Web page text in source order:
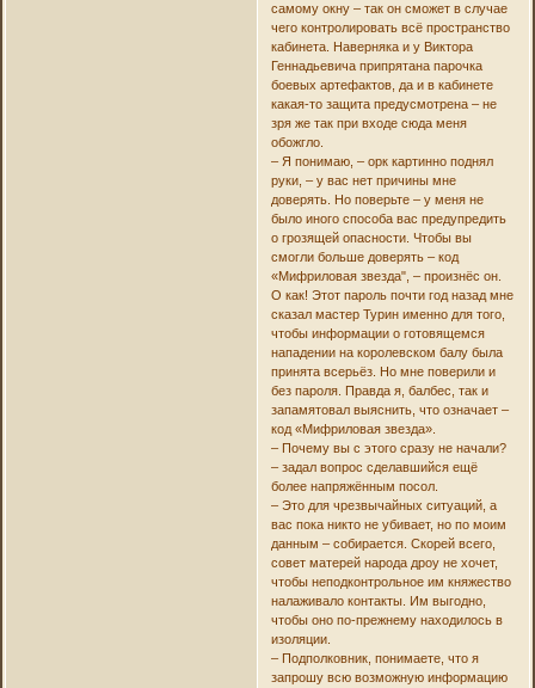
самому окну – так он сможет в случае
чего контролировать всё пространство
кабинета. Наверняка и у Виктора
Геннадьевича припрятана парочка
боевых артефактов, да и в кабинете
какая-то защита предусмотрена – не
зря же так при входе сюда меня
обожгло.
– Я понимаю, – орк картинно поднял
руки, – у вас нет причины мне
доверять. Но поверьте – у меня не
было иного способа вас предупредить
о грозящей опасности. Чтобы вы
смогли больше доверять – код
«Мифриловая звезда", – произнёс он.
О как! Этот пароль почти год назад мне
сказал мастер Турин именно для того,
чтобы информации о готовящемся
нападении на королевском балу была
принята всерьёз. Но мне поверили и
без пароля. Правда я, балбес, так и
запамятовал выяснить, что означает –
код «Мифриловая звезда».
– Почему вы с этого сразу не начали?
– задал вопрос сделавшийся ещё
более напряжённым посол.
– Это для чрезвычайных ситуаций, а
вас пока никто не убивает, но по моим
данным – собирается. Скорей всего,
совет матерей народа дроу не хочет,
чтобы неподконтрольное им княжество
налаживало контакты. Им выгодно,
чтобы оно по-прежнему находилось в
изоляции.
– Подполковник, понимаете, что я
запрошу всю возможную информацию